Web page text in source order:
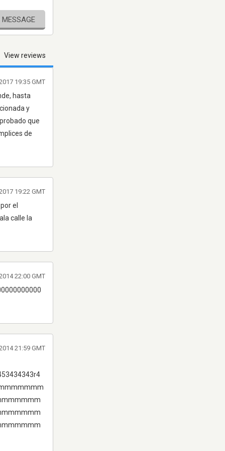
MESSAGE
View reviews
hasta
y
que
de
19:35 GMT
el
calle la
19:22 GMT
22:00 GMT
21:59 GMT